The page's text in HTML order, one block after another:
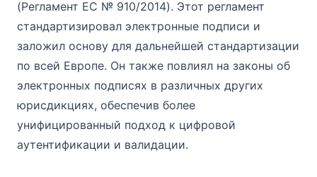
(Регламент ЕС № 910/2014). Этот регламент
стандартизировал электронные подписи и
заложил основу для дальнейшей стандартизации
по всей Европе. Он также повлиял на законы об
электронных подписях в различных других
юрисдикциях, обеспечив более
унифицированный подход к цифровой
аутентификации и валидации.